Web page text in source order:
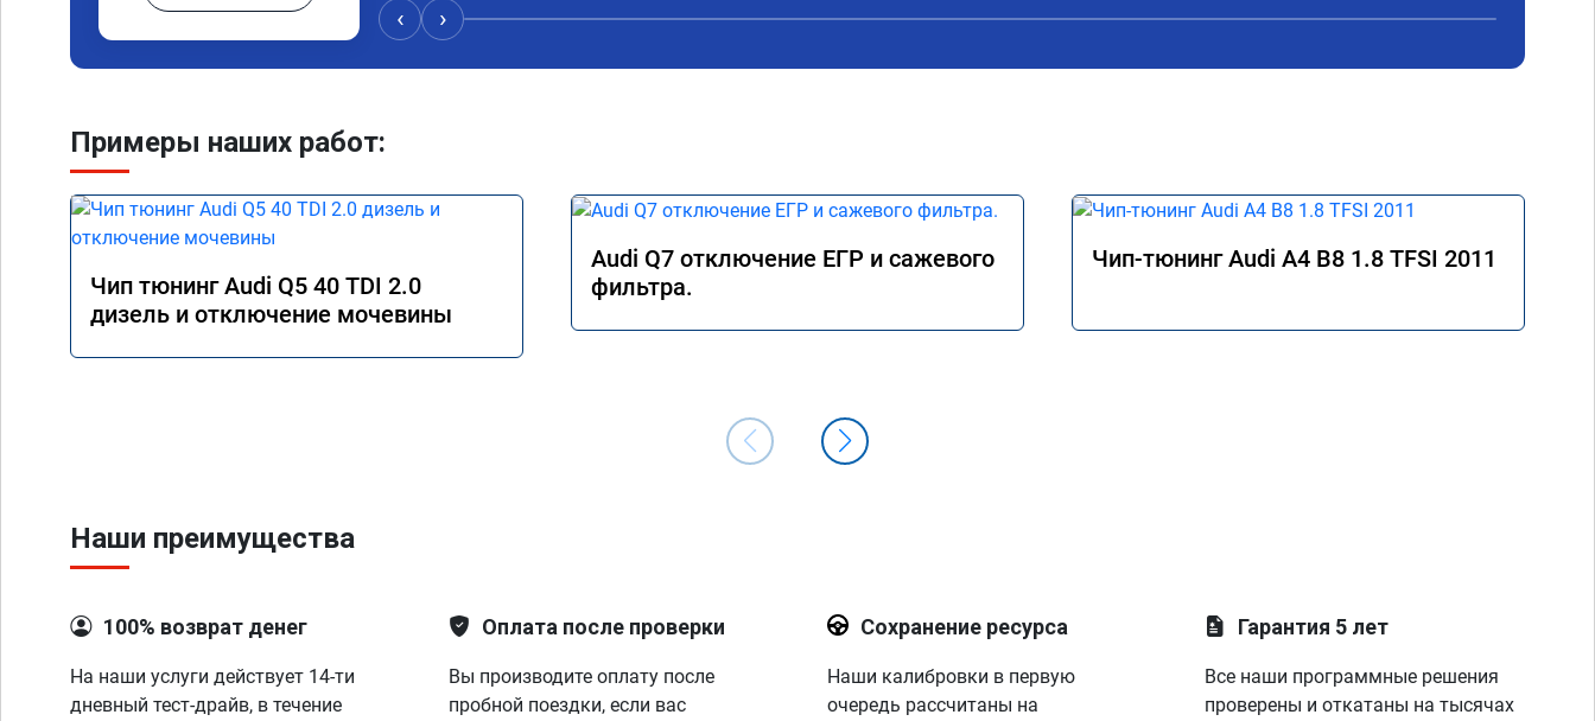
знаю,куда ехать в случае поломки
авто.Однозначно рекомендую Алексея
‹ ›
Примеры наших работ:
Чип тюнинг Audi Q5 40 TDI 2.0
дизель и отключение мочевины
Audi Q7 отключение ЕГР и сажевого
фильтра.
Чип-тюнинг Audi A4 B8 1.8 TFSI 2011
Наши преимущества
100% возврат денег
На наши услуги действует 14-ти
дневный тест-драйв, в течение
Оплата после проверки
Вы производите оплату после
пробной поездки, если вас
Сохранение ресурса
Наши калибровки в первую
очередь рассчитаны на
Гарантия 5 лет
Все наши программные решения
проверены и откатаны на тысячах